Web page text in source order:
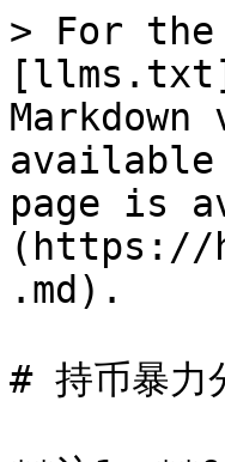
> For the
available
page is
(https://
.md).
# 持币暴力